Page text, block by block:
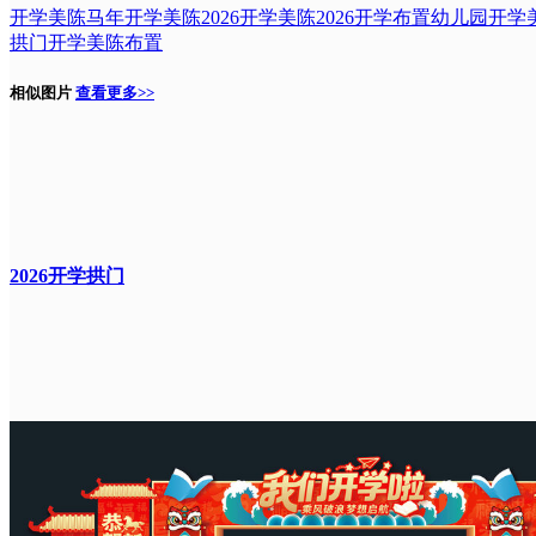
开学美陈马年开学美陈2026开学美陈2026开学布置幼儿园开学
拱门开学美陈布置
相似图片 查看更多>>
2026开学拱门